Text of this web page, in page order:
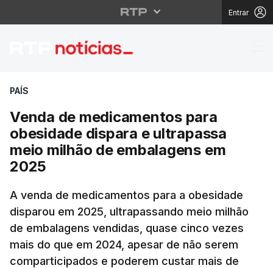
Entrar
Venda de
PAÍS
Venda de medicamentos para
obesidade dispara e ultrapassa
meio milhão de embalagens em
2025
A venda de medicamentos para a obesidade
disparou em 2025, ultrapassando meio milhão
de embalagens vendidas, quase cinco vezes
mais do que em 2024, apesar de não serem
comparticipados e poderem custar mais de